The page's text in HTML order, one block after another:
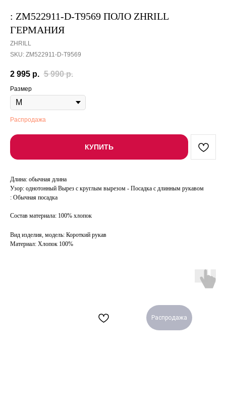
: ZM522911-D-T9569 ПОЛО ZHRILL
ГЕРМАНИЯ
ZHRILL
SKU: ZM522911-D-T9569
2 995 р. 5 990 р.
Размер
Распродажа
КУПИТЬ
Длина: обычная длина
Узор: однотонный Вырез с круглым вырезом - Посадка с длинным рукавом
: Обычная посадка
Состав материала: 100% хлопок
Вид изделия, модель: Короткий рукав
Материал: Хлопок 100%
Распродажа